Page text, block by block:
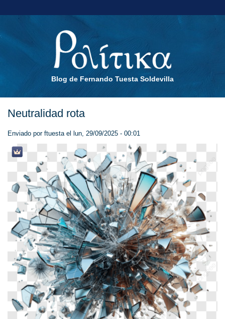
Blog de Fernando Tuesta Soldevilla
Neutralidad rota
Enviado por ftuestael lun, 29/09/2025 - 00:01